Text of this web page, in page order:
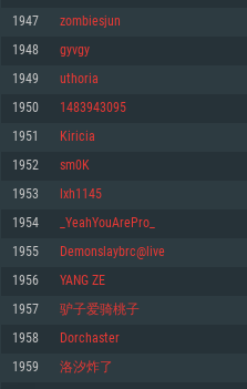
Minimum
OS: Windows 10 (64 bit)
Processeur: Dual-Core 2.2 GHz
Mémoire: 4 GB
Carte graphique supportant DirectX
GeForce GTX 660. La résolution
Connection: Connexion Internet à
Disque dur: 23.1 Go (client minimal)
Recommandée
Minimum
OS: Mac OS Big Sur 11.0 ou plus récent
Processeur: Core i5, minimum
pas supportés)
Mémoire: 6 GB
Carte graphique: Intel Iris Pro 5200
résolution minimale supportée par le
Connection: Connexion Internet à
Disque dur: 62,2 Go (client minimal)
Recommandée
OS: Mac OS Big Sur 11.0 ou plus récent
Processeur: Core i7 (Les processeurs
Mémoire: 8 GB
Minimum
OS: Les configurations Linux 64 bits
Processeur: Dual-Core 2.4 GHz
Mémoire: 4 GB
Carte graphique: NVIDIA 660 avec
de même pour AMD (La résolution
720p)
Connection: Connexion Internet à
Disque dur: 62,2 Go (client minimal)
Recommandée
OS: Ubuntu 20.04 64bit
Processeur: Intel Core i7
Mémoire: 8 GB
1947 zombiesjun
1948 gyvgy
1949 uthoria
1950 1483943095
1951 Kiricia
1952 sm0K
1953 lxh1145
1954 _YeahYouArePro_
1955 Demonslaybrc@live
1956 YANG ZE
1957 驴子爱骑桃子
1958 Dorchaster
1959 洛汐炸了